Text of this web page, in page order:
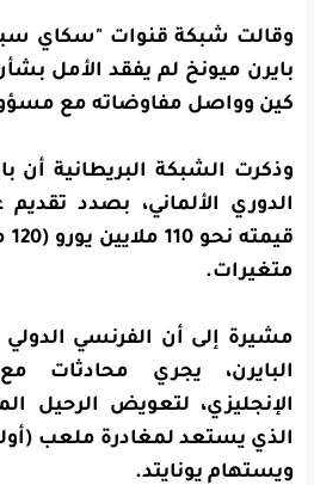
وقالت شبكة قنوات "سكاي
بايرن ميونخ لم يفقد الأمل
كين وواصل مفاوضاته مع
وذكرت الشبكة البريطانية أن
الدوري الألماني، بصدد
متغيرات.
مشيرة إلى أن الفرنسي الدولي
البايرن، يجري محادثات
الإنجليزي، لتعويض الرحيل
الذي يستعد لمغادرة ملعب (أولد
ويستهام يونايتد.